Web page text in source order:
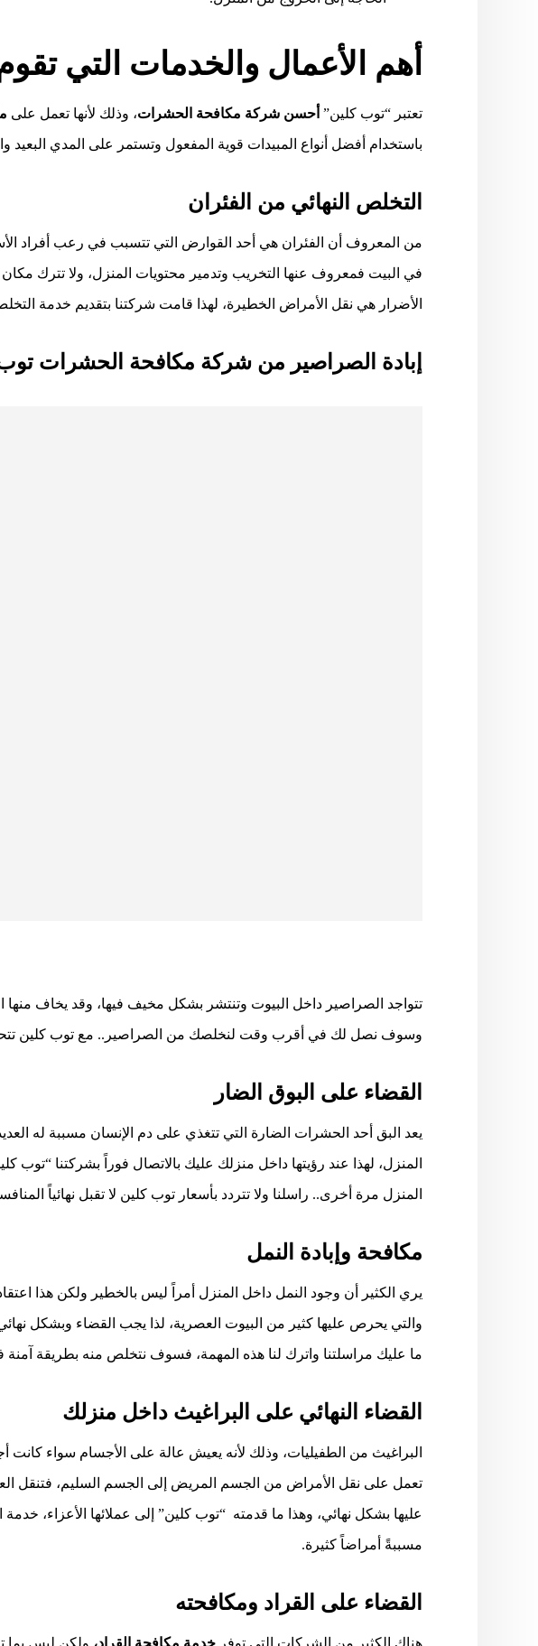
أهم الأعمال والخدمات التي
تعتبر “توب كلين” أحسن شركة مكافحة الحشرات، وذلك لأنها تعمل على
باستخدام أفضل أنواع المبيدات قوية المفعول وتستمر على المدي
التخلص النهائي من الفئران
من المعروف أن الفئران هي أحد القوارض التي تتسبب في رعب أفراد
في البيت فمعروف عنها التخريب وتدمير محتويات المنزل، ولا تترك
الأضرار هي نقل الأمراض الخطيرة، لهذا قامت شركتنا بتقديم خدمة
إبادة الصراصير من شركة مكافحة الحشرات
تتواجد الصراصير داخل البيوت وتنتشر بشكل مخيف فيها، وقد يخاف منها
وسوف نصل لك في أقرب وقت لنخلصك من الصراصير.. مع توب كلين تتحقق
القضاء على البوق الضار
يعد البق أحد الحشرات الضارة التي تتغذي على دم الإنسان مسببة له
المنزل، لهذا عند رؤيتها داخل منزلك عليك بالاتصال فوراً بشركتنا
المنزل مرة أخرى.. راسلنا ولا تتردد بأسعار توب كلين لا تقبل نهائياً
مكافحة وإبادة النمل
يري الكثير أن وجود النمل داخل المنزل أمراً ليس بالخطير ولكن هذا
والتي يحرص عليها كثير من البيوت العصرية، لذا يجب القضاء وبشكل
ما عليك مراسلتنا واترك لنا هذه المهمة، فسوف نتخلص منه بطريقة آمنة
القضاء النهائي على البراغيث داخل منزلك
البراغيث من الطفيليات، وذلك لأنه يعيش عالة على الأجسام سواء كانت
تعمل على نقل الأمراض من الجسم المريض إلى الجسم السليم، فتنقل
عليها بشكل نهائي، وهذا ما قدمته “توب كلين” إلى عملائها الأعزاء،
مسببةً أمراضاً كثيرة.
القضاء على القراد ومكافحته
هناك الكثير من الشركات التي توفر خدمة مكافحة القراد، ولكن ليس بما